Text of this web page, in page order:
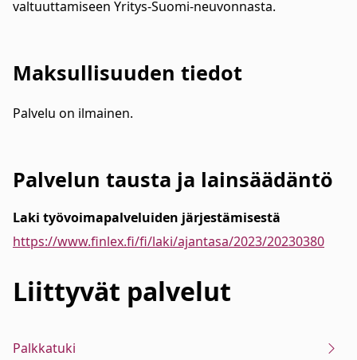
valtuuttamiseen Yritys-Suomi-neuvonnasta.
Maksullisuuden tiedot
Palvelu on ilmainen.
Palvelun tausta ja lainsäädäntö
Laki työvoimapalveluiden järjestämisestä
https://www.finlex.fi/fi/laki/ajantasa/2023/20230380
Liittyvät palvelut
Palkkatuki